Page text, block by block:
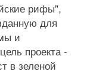
рифы",
для
и
проекта -
в зеленой